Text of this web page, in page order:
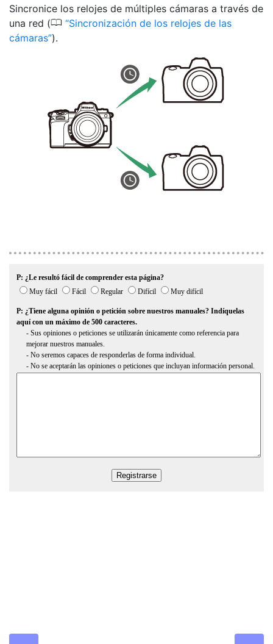
Sincronice los relojes de múltiples cámaras a través de
una red (0 Sincronización de los relojes de las
cámaras ).